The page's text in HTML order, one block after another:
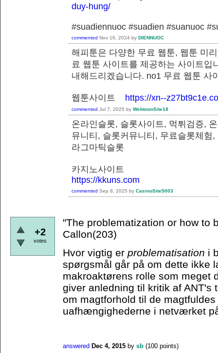
duy-hung/
#suadiennuoc #suadien #suanuoc
commented Nov 16, 2024 by DIENNUOC
해피툰은 다양한 무료 웹툰, 웹툰 미
료 웹툰 사이트를 제공하는 사이트
내해드리겠습니다. no1 무료 웹툰 사
웹툰사이트 https://xn--
commented Jul 7, 2025 by WebtoonSite18
온라인슬롯, 슬롯사이트, 먹튀검증,
뮤니티, 슬롯커뮤니티, 무료슬롯체험
라그마틱슬롯
카지노사이트
https://kkuns.com
commented Sep 8, 2025 by CasinoSite5003
+2
votes
"The problematization or how to
Callon(203)
Hvor vigtig er problematisation i
spørgsmål går på om dette ikke
makroaktørens rolle som meget
giver anledning til kritik af ANT's
om magtforhold til de
uafhængighederne i netværket
answered Dec 4, 2015 by sb (100 points)